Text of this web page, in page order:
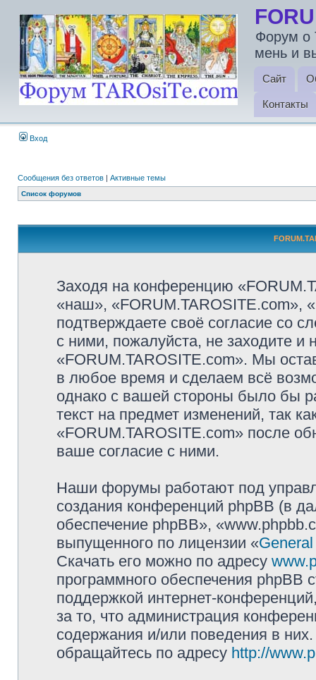
Форум о
мень и
Сайт
Контакты
Вход
Сообщения без ответов | Активные темы
Список форумов
Заходя на конференцию
«наш», «FORUM.TAROSITE.com»,
подтверждаете своё согласие со
с ними, пожалуйста, не заходите и
«FORUM.TAROSITE.com». Мы
в любое время и сделаем всё
однако с вашей стороны было бы
текст на предмет изменений, так
«FORUM.TAROSITE.com» после
ваше согласие с ними.
Наши форумы работают под
создания конференций phpBB (в
обеспечение phpBB»,
выпущенного по лицензии «
Скачать его можно по адресу
программного обеспечения phpBB
поддержкой интернет-
за то, что администрация
содержания и/или поведения в
обращайтесь по адресу http://